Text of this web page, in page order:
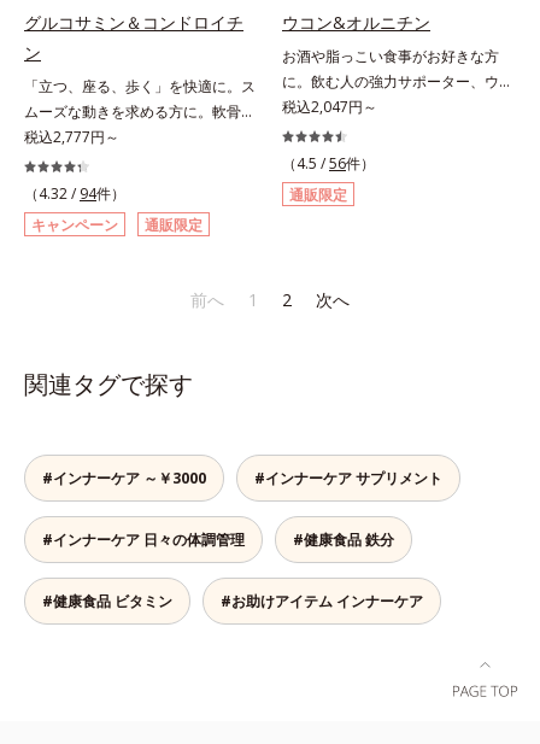
を毎朝の習慣にして、スッキリ健康
＆キレイな毎日を。
グルコサミン＆コンドロイチ
ン
「立つ、座る、歩く」を快適に。ス
ムーズな動きを求める方に。軟骨の
構成成分のもととなるグルコサミン
は体内でも作られますが、加齢とと
もに分解が進行してしまいます。そ
こで、オルビスは軟骨成分にこだわ
りました。6粒中にグルコサミンを
るサメの軟骨成分のコンドロイチン
硫酸を120mg配合。ふしぶしに大
れらに加え、ハス胚芽エキス、生姜
します。飲みやすさにもこだわりま
した。ニオイの少ない原料を使用す
ることにより特有臭を軽減。粒も小
さくなっています。年齢を重ねても
ハツラツと歩きたい方、よくスポー
ツをする方にもおすすめです。ふし
ぶしが気になったら、軟骨成分に注
税込2,777円～
（4.32 / 94件）
キャンペーン
通販限定
ウコン&オルニチン
お酒や脂っこい食事がお好きな方
に。飲む人の強力サポーター、ウコ
ンの中でも特有成分「クルクミン」
を豊富に含む秋ウコンを使用しまし
た。2粒で60mｇも摂れるので、翌
日も朝からさわやかに活動できま
す。さらに、ウコンと並んで飲む人
が、アルギニン、シトルリンととも
税込2,047円～
（4.5 /56件）
通販限定
前へ 1 2 次へ
関連タグで探す
#インナーケア ～￥3000 #インナーケア サプリメント
#インナーケア 日々の体調管理 #健康食品 鉄分
#健康食品 ビタミン #お助けアイテム インナーケア